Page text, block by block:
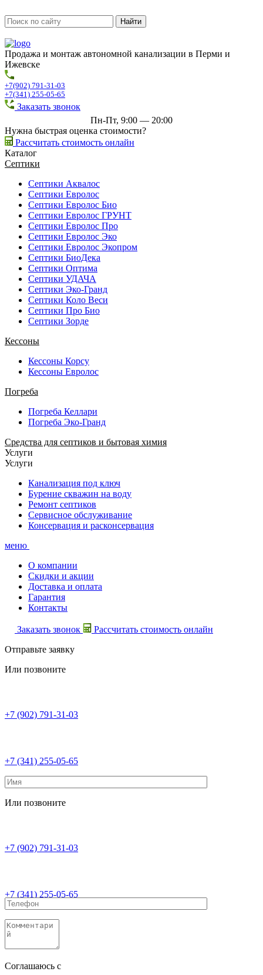
Продажа и монтаж автономной канализации в Перми и
Ижевске
+7(902) 791-31-03
+7(341) 255-05-65
Заказать звонок
Пн-Пт, 9:00 — 20:00
Нужна быстрая оценка стоимости?
Рассчитать стоимость онлайн
Каталог
Септики
Септики Аквалос
Септики Евролос
Септики Евролос Био
Септики Евролос ГРУНТ
Септики Евролос Про
Септики Евролос Эко
Септики Евролос Экопром
Септики БиоДека
Септики Оптима
Септики УДАЧА
Септики Эко-Гранд
Септики Коло Веси
Септики Про Био
Септики Зорде
Кессоны
Кессоны Корсу
Кессоны Евролос
Погреба
Погреба Келлари
Погреба Эко-Гранд
Средства для септиков и бытовая химия
Услуги
Услуги
Канализация под ключ
Бурение скважин на воду
Ремонт септиков
Сервисное обслуживание
Консервация и расконсервация
меню
О компании
Скидки и акции
Доставка и оплата
Гарантия
Контакты
Заказать звонок
Рассчитать стоимость онлайн
Отправьте заявку
Или позвоните
+7 (902) 791-31-03
+7 (341) 255-05-65
Или позвоните
+7 (902) 791-31-03
+7 (341) 255-05-65
Соглашаюсь с